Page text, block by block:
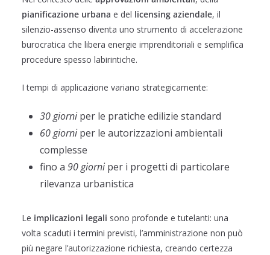
pianificazione urbana e del licensing aziendale, il
silenzio-assenso diventa uno strumento di accelerazione
burocratica che libera energie imprenditoriali e semplifica
procedure spesso labirintiche.
I tempi di applicazione variano strategicamente:
30 giorni per le pratiche edilizie standard
60 giorni per le autorizzazioni ambientali
complesse
fino a 90 giorni per i progetti di particolare
rilevanza urbanistica
Le implicazioni legali sono profonde e tutelanti: una
volta scaduti i termini previsti, l’amministrazione non può
più negare l’autorizzazione richiesta, creando certezza